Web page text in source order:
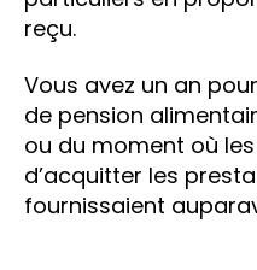
reçu.
Vous avez un an
de pension
ou du moment où
d’acquitter les
fournissaient